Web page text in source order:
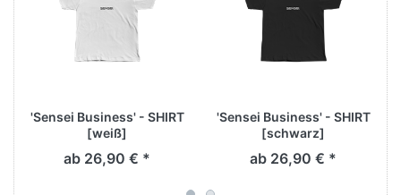
'Sensei Business' - SHIRT
[weiß]
ab 26,90 € *
'Sensei Business' - SHIRT
[schwarz]
ab 26,90 € *